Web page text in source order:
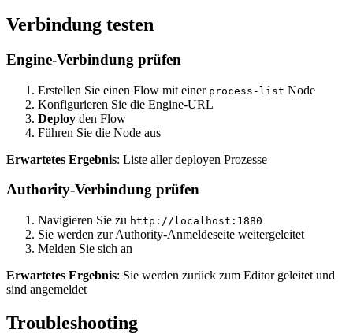
Verbindung testen
Engine-Verbindung prüfen
Erstellen Sie einen Flow mit einer process-list Node
Konfigurieren Sie die Engine-URL
Deploy den Flow
Führen Sie die Node aus
Erwartetes Ergebnis: Liste aller deployen Prozesse
Authority-Verbindung prüfen
Navigieren Sie zu http://localhost:1880
Sie werden zur Authority-Anmeldeseite weitergeleitet
Melden Sie sich an
Erwartetes Ergebnis: Sie werden zurück zum Editor geleitet und
sind angemeldet
Troubleshooting